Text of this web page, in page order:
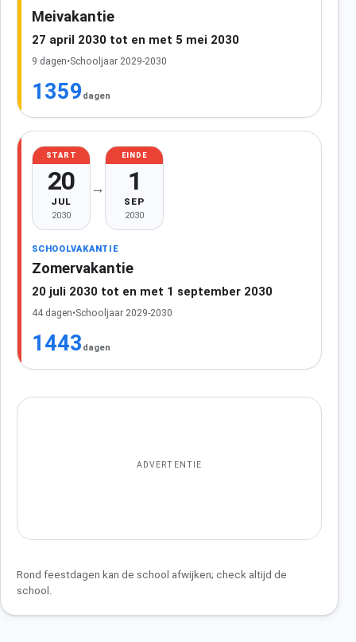
Meivakantie
27 april 2030 tot en met 5 mei 2030
9 dagen•Schooljaar 2029-2030
1359 dagen
START
20
JUL
2030
→
EINDE
1
SEP
2030
SCHOOLVAKANTIE
Zomervakantie
20 juli 2030 tot en met 1 september 2030
44 dagen•Schooljaar 2029-2030
1443 dagen
ADVERTENTIE
Rond feestdagen kan de school afwijken; check altijd de
school.